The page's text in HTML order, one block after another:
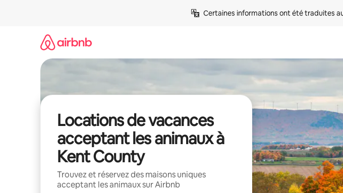
Certaines informations ont été traduites
Locations de vacances
acceptant les animaux à
Kent County
Trouvez et réservez des maisons uniques
acceptant les animaux sur Airbnb